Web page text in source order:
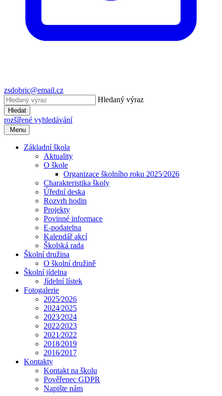
zsdobric@email.cz
Hledaný výraz
Hledat
rozšířené vyhledávání
Menu
Základní škola
Aktuality
O škole
Organizace školního roku 2025⁄2026
Charakteristika školy
Úřední deska
Rozvrh hodin
Projekty
Povinné informace
E-podatelna
Kalendář akcí
Školská rada
Školní družina
O školní družině
Školní jídelna
Jídelní lístek
Fotogalerie
2025⁄2026
2024⁄2025
2023⁄2024
2022⁄2023
2021⁄2022
2018⁄2019
2016⁄2017
Kontakty
Kontakt na školu
Pověřenec GDPR
Napište nám